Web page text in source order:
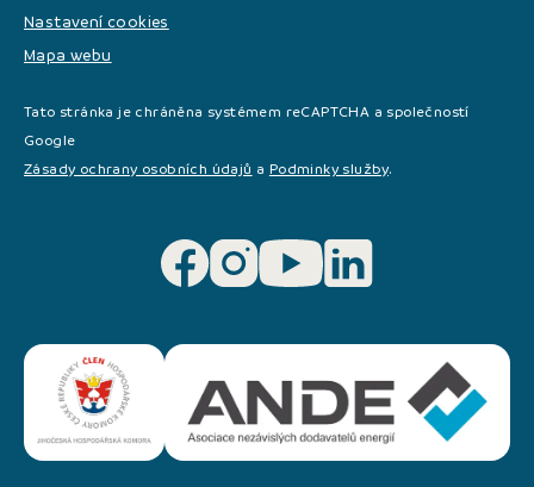
Nastavení cookies
Mapa webu
Tato stránka je chráněna systémem reCAPTCHA a společností
Google
Zásady ochrany osobních údajů a Podminky služby.